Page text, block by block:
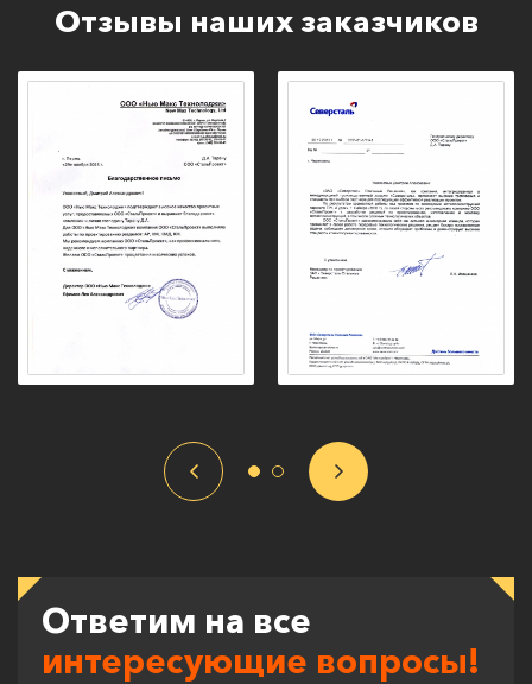
Отзывы наших заказчиков
Ответим на все
интересующие вопросы!